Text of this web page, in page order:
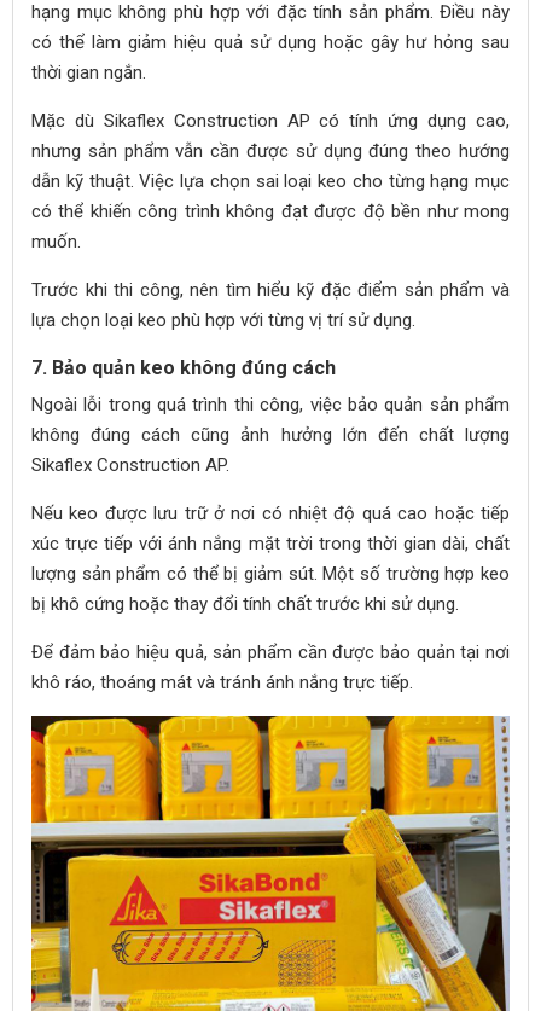
hạng mục không phù hợp với đặc tính sản phẩm. Điều này
có thể làm giảm hiệu quả sử dụng hoặc gây hư hỏng sau
thời gian ngắn.
Mặc dù Sikaflex Construction AP có tính ứng dụng cao,
nhưng sản phẩm vẫn cần được sử dụng đúng theo hướng
dẫn kỹ thuật. Việc lựa chọn sai loại keo cho từng hạng mục
có thể khiến công trình không đạt được độ bền như mong
muốn.
Trước khi thi công, nên tìm hiểu kỹ đặc điểm sản phẩm và
lựa chọn loại keo phù hợp với từng vị trí sử dụng.
7. Bảo quản keo không đúng cách
Ngoài lỗi trong quá trình thi công, việc bảo quản sản phẩm
không đúng cách cũng ảnh hưởng lớn đến chất lượng
Sikaflex Construction AP.
Nếu keo được lưu trữ ở nơi có nhiệt độ quá cao hoặc tiếp
xúc trực tiếp với ánh nắng mặt trời trong thời gian dài, chất
lượng sản phẩm có thể bị giảm sút. Một số trường hợp keo
bị khô cứng hoặc thay đổi tính chất trước khi sử dụng.
Để đảm bảo hiệu quả, sản phẩm cần được bảo quản tại nơi
khô ráo, thoáng mát và tránh ánh nắng trực tiếp.